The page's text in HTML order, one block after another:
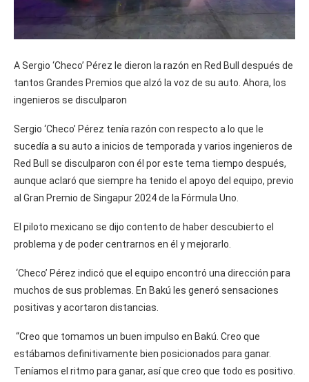
A Sergio ‘Checo’ Pérez le dieron la razón en Red Bull después de
tantos Grandes Premios que alzó la voz de su auto. Ahora, los
ingenieros se disculparon
Sergio ‘Checo’ Pérez tenía razón con respecto a lo que le
sucedía a su auto a inicios de temporada y varios ingenieros de
Red Bull se disculparon con él por este tema tiempo después,
aunque aclaró que siempre ha tenido el apoyo del equipo, previo
al Gran Premio de Singapur 2024 de la Fórmula Uno.
El piloto mexicano se dijo contento de haber descubierto el
problema y de poder centrarnos en él y mejorarlo.
‘Checo’ Pérez indicó que el equipo encontró una dirección para
muchos de sus problemas. En Bakú les generó sensaciones
positivas y acortaron distancias.
“Creo que tomamos un buen impulso en Bakú. Creo que
estábamos definitivamente bien posicionados para ganar.
Teníamos el ritmo para ganar, así que creo que todo es positivo.